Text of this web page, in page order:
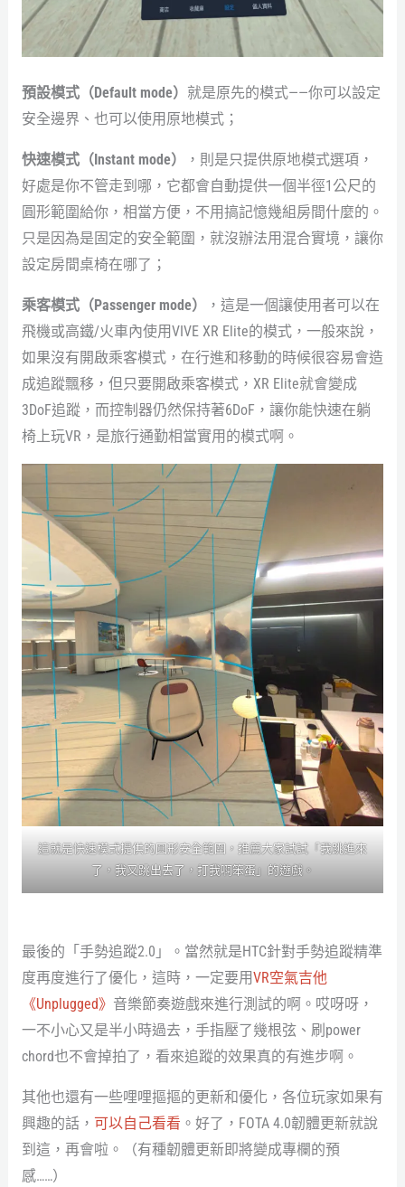
預設模式（Default mode） 就是原先的模式——你可以設定
安全邊界、也可以使用原地模式；
快速模式（Instant mode）
，則是只提供原地模式選項，
好處是你不管走到哪，它都會自動提供一個半徑1公尺的
圓形範圍給你，相當方便，不用搞記憶幾組房間什麼的。
只是因為是固定的安全範圍，就沒辦法用混合實境，讓你
設定房間桌椅在哪了；
乘客模式（Passenger mode）
，這是一個讓使用者可以在
飛機或高鐵/火車內使用VIVE XR Elite的模式，一般來說，
如果沒有開啟乘客模式，在行進和移動的時候很容易會造
成追蹤飄移，但只要開啟乘客模式，XR Elite就會變成
3DoF追蹤，而控制器仍然保持著6DoF，讓你能快速在躺
椅上玩VR，是旅行通勤相當實用的模式啊。
這就是快速模式提供的圓形安全範圍，推薦大家試試「我跳進來
了，我又跳出去了，打我啊笨蛋」的遊戲。
最後的「手勢追蹤2.0」。當然就是HTC針對手勢追蹤精準
度再度進行了優化，這時，一定要用VR空氣吉他
《Unplugged》 音樂節奏遊戲來進行測試的啊。哎呀呀，
一不小心又是半小時過去，手指壓了幾根弦、刷power
chord也不會掉拍了，看來追蹤的效果真的有進步啊。
其他也還有一些哩哩摳摳的更新和優化，各位玩家如果有
興趣的話， 可以自己看看 。好了，FOTA 4.0韌體更新就說
到這，再會啦。（有種韌體更新即將變成專欄的預
感……）